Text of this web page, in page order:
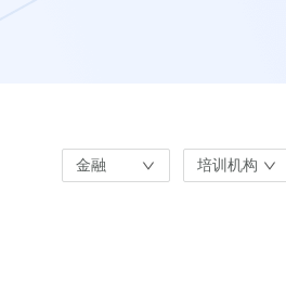
金融 培训机构